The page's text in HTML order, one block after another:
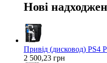
Нові
Привід (дисковод) PS4
2 500,23 грн